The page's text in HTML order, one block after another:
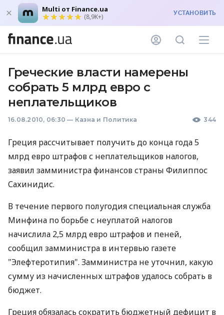
Multi от Finance.ua
(8,9K+) УСТАНОВИТЬ
Греческие власти намерены
собрать 5 млрд евро с
неплательщиков
16.08.2010, 06:30 — Казна и Политика 344
Греция рассчитывает получить до конца года 5
млрд евро штрафов с неплательщиков налогов,
заявил замминистра финансов страны Филиппос
Сахинидис.
В течение первого полугодия специальная служба
Минфина по борьбе с неуплатой налогов
начислила 2,5 млрд евро штрафов и пеней,
сообщил замминистра в интервью газете
"Элефтеротипия". Замминистра не уточнил, какую
сумму из начисленных штрафов удалось собрать в
бюджет.
Греция обязалась сократить бюджетный дефицит в